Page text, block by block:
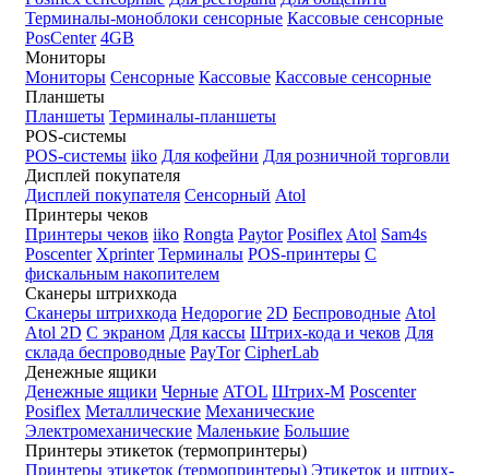
Терминалы-моноблоки сенсорные Кассовые сенсорные
PosCenter 4GB
Мониторы
Мониторы Сенсорные Кассовые Кассовые сенсорные
Планшеты
Планшеты Терминалы-планшеты
POS-системы
POS-системы iiko Для кофейни Для розничной торговли
Дисплей покупателя
Дисплей покупателя Сенсорный Atol
Принтеры чеков
Принтеры чеков iiko Rongta Paytor Posiflex Atol Sam4s
Poscenter Xprinter Терминалы POS-принтеры С
фискальным накопителем
Сканеры штрихкода
Сканеры штрихкода Недорогие 2D Беспроводные Atol
Atol 2D С экраном Для кассы Штрих-кода и чеков Для
склада беспроводные PayTor CipherLab
Денежные ящики
Денежные ящики Черные ATOL Штрих-М Poscenter
Posiflex Металлические Механические
Электромеханические Маленькие Большие
Принтеры этикеток (термопринтеры)
Принтеры этикеток (термопринтеры) Этикеток и штрих-